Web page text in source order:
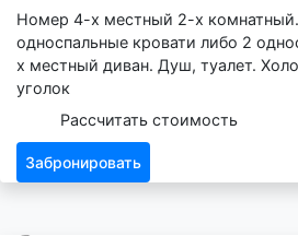
Номер 4-х местный 2-х
односпальные кровати либо 2
х местный диван. Душ, туалет.
уголок
Рассчитать стоимость
Забронировать